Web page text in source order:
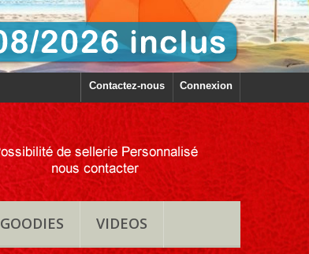
Connexion
Contactez-nous
GOODIES VIDEOS